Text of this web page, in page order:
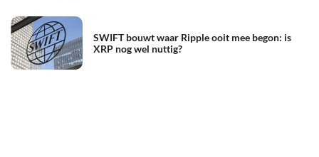
SWIFT bouwt waar Ripple ooit mee begon: is
XRP nog wel nuttig?